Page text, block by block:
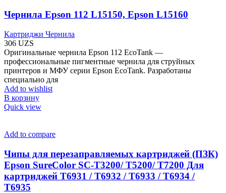
Чернила Epson 112 L15150, Epson L15160
Картриджи Чернила
306 UZS
Оригинальные чернила Epson 112 EcoTank —
профессиональные пигментные чернила для струйных
принтеров и МФУ серии Epson EcoTank. Разработаны
специально для
Add to wishlist
В корзину
Quick view
Add to compare
Чипы для перезаправляемых картриджей (ПЗК)
Epson SureColor SC-T3200/ T5200/ T7200 Для
картриджей T6931 / T6932 / T6933 / T6934 /
T6935